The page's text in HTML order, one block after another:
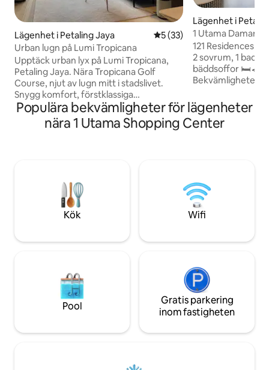
Lägenhet i Petaling Jaya 5 av 5 i genomsnittligt
5 (33)
Urban lugn på Lumi Tropicana
Upptäck urban lyx på Lumi Tropicana,
Petaling Jaya. Nära Tropicana Golf
Course, njut av lugn mitt i stadslivet.
Snygg komfort, förstklassiga
bekvämligheter, enkel tillgång till
restauranger och närliggande
sevärdheter. Perfekt för en
School, Sri KDU, SEGI University -
Thomson Hospital - IKEA & One Utama
Njut av bekvämlighet och komfort i
hjärtat av allt.
Lägenhet i
1 Utama
personer 2
121 Residences
2 sovrum, 1
bäddsoffor 🛏️ 🚗 1 parkeringsplats
Bekvämligheter
bilresa) En av
AEON-supermarknader
Tai Fung Stormarknad – Village Grocer 2.
kaféer och restauranger
Jaya Grocer
Populära bekvämligheter för lägenheter
nära 1 Utama Shopping Center
Kök Wifi
Pool
Gratis parkering
inom fastigheten